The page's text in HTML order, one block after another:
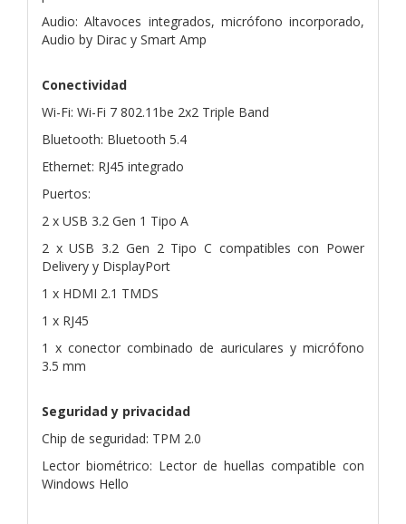
Audio: Altavoces integrados, micrófono incorporado,
Audio by Dirac y Smart Amp
Conectividad
Wi-Fi: Wi-Fi 7 802.11be 2x2 Triple Band
Bluetooth: Bluetooth 5.4
Ethernet: RJ45 integrado
Puertos:
2 x USB 3.2 Gen 1 Tipo A
2 x USB 3.2 Gen 2 Tipo C compatibles con Power
Delivery y DisplayPort
1 x HDMI 2.1 TMDS
1 x RJ45
1 x conector combinado de auriculares y micrófono
3.5 mm
Seguridad y privacidad
Chip de seguridad: TPM 2.0
Lector biométrico: Lector de huellas compatible con
Windows Hello